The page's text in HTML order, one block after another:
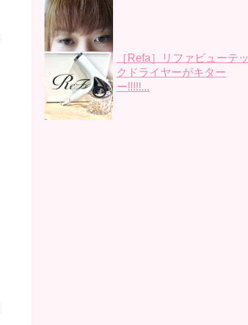
［Refa］リファビューテッ
クドライヤーがキター
ー!!!!!...